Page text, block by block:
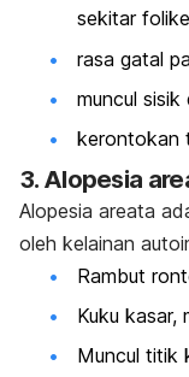
sekitar
rasa gatal
muncul
kerontokan
3. Alopesia
Alopesia areata
oleh kelainan
Rambut
Kuku kasar,
Muncul titik